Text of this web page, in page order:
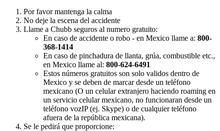
Por favor mantenga la calma
No deje la escena del accidente
Llame a Chubb seguros al numero gratuito:
En caso de accidente o robo - en Mexico llame a: 800-
368-1414
En caso de pinchadura de llanta, grúa, combustible etc.,
en Mexico llame al: 800-624-6491
Estos números gratuitos son solo validos dentro de
Mexico y se deben de marcar desde un teléfono
mexicano (O un celular extranjero haciendo roaming en
un servicio celular mexicano, no funcionaran desde un
teléfono vozIP (ej. Skype) o de cualquier teléfono
afuera de la república mexicana).
Se le pedirá que proporcione: